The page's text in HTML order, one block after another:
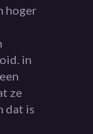
hoger
in
ze
dat is